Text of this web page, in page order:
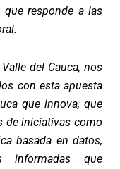
que responde a las
del Cauca, nos
con esta apuesta
que innova, que
de iniciativas como
basada en datos,
informadas que